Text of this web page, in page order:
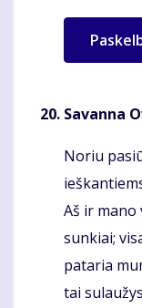
Savanna
Komentaras
Noriu
Aš ir mano
sunkiai;
pataria
tai